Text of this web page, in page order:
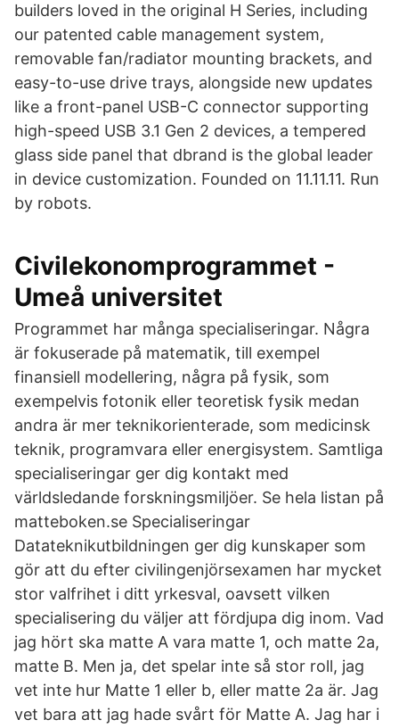
builders loved in the original H Series, including
our patented cable management system,
removable fan/radiator mounting brackets, and
easy-to-use drive trays, alongside new updates
like a front-panel USB-C connector supporting
high-speed USB 3.1 Gen 2 devices, a tempered
glass side panel that dbrand is the global leader
in device customization. Founded on 11.11.11. Run
by robots.
Civilekonomprogrammet -
Umeå universitet
Programmet har många specialiseringar. Några
är fokuserade på matematik, till exempel
finansiell modellering, några på fysik, som
exempelvis fotonik eller teoretisk fysik medan
andra är mer teknikorienterade, som medicinsk
teknik, programvara eller energisystem. Samtliga
specialiseringar ger dig kontakt med
världsledande forskningsmiljöer. Se hela listan på
matteboken.se Specialiseringar
Datateknikutbildningen ger dig kunskaper som
gör att du efter civilingenjörsexamen har mycket
stor valfrihet i ditt yrkesval, oavsett vilken
specialisering du väljer att fördjupa dig inom. Vad
jag hört ska matte A vara matte 1, och matte 2a,
matte B. Men ja, det spelar inte så stor roll, jag
vet inte hur Matte 1 eller b, eller matte 2a är. Jag
vet bara att jag hade svårt för Matte A. Jag har i